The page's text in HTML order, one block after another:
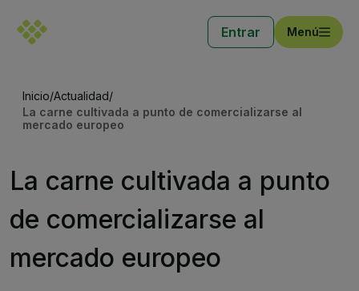
Entrar Menú
Inicio/Actualidad/
La carne cultivada a punto de comercializarse al
mercado europeo
La carne cultivada a punto
de comercializarse al
mercado europeo